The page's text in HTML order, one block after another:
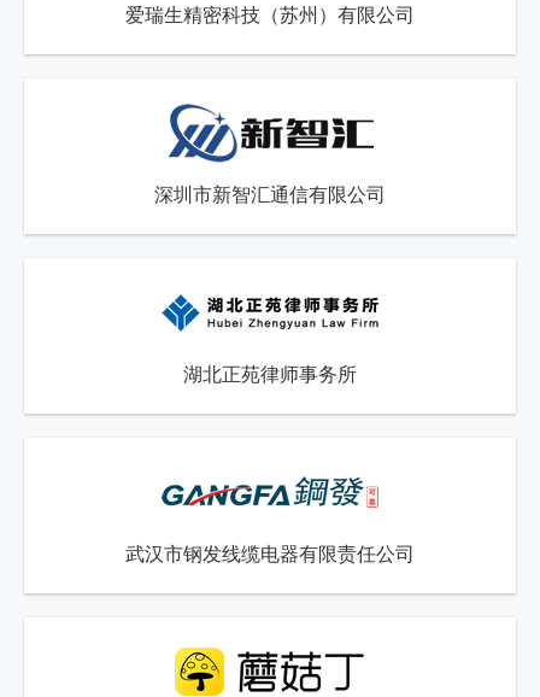
爱瑞生精密科技（苏州）有限公司
深圳市新智汇通信有限公司
湖北正苑律师事务所
武汉市钢发线缆电器有限责任公司